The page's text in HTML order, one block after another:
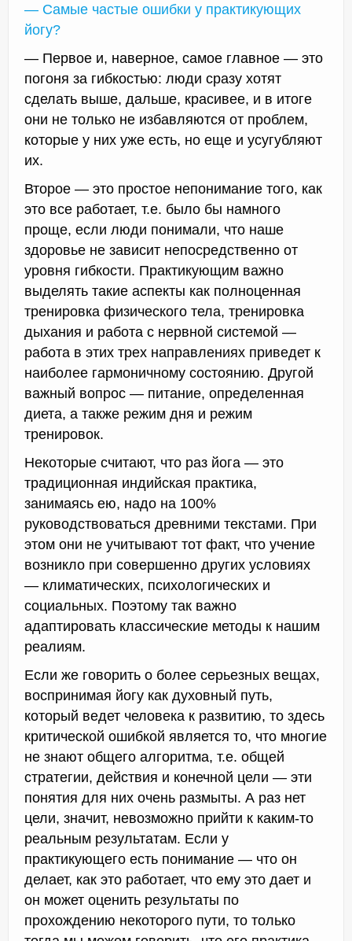
— Самые частые ошибки у практикующих
йогу?
— Первое и, наверное, самое главное — это
погоня за гибкостью: люди сразу хотят
сделать выше, дальше, красивее, и в итоге
они не только не избавляются от проблем,
которые у них уже есть, но еще и усугубляют
их.
Второе — это простое непонимание того, как
это все работает, т.е. было бы намного
проще, если люди понимали, что наше
здоровье не зависит непосредственно от
уровня гибкости. Практикующим важно
выделять такие аспекты как полноценная
тренировка физического тела, тренировка
дыхания и работа с нервной системой —
работа в этих трех направлениях приведет к
наиболее гармоничному состоянию. Другой
важный вопрос — питание, определенная
диета, а также режим дня и режим
тренировок.
Некоторые считают, что раз йога — это
традиционная индийская практика,
занимаясь ею, надо на 100%
руководствоваться древними текстами. При
этом они не учитывают тот факт, что учение
возникло при совершенно других условиях
— климатических, психологических и
социальных. Поэтому так важно
адаптировать классические методы к нашим
реалиям.
Если же говорить о более серьезных вещах,
воспринимая йогу как духовный путь,
который ведет человека к развитию, то здесь
критической ошибкой является то, что многие
не знают общего алгоритма, т.е. общей
стратегии, действия и конечной цели — эти
понятия для них очень размыты. А раз нет
цели, значит, невозможно прийти к каким-то
реальным результатам. Если у
практикующего есть понимание — что он
делает, как это работает, что ему это дает и
он может оценить результаты по
прохождению некоторого пути, то только